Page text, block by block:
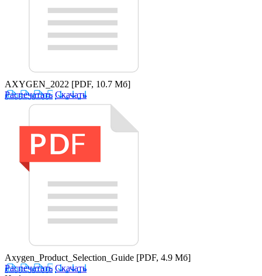
AXYGEN_2022 [PDF, 10.7 Мб]
Распечатать Скачать
Axygen_Product_Selection_Guide [PDF, 4.9 Мб]
Распечатать Скачать